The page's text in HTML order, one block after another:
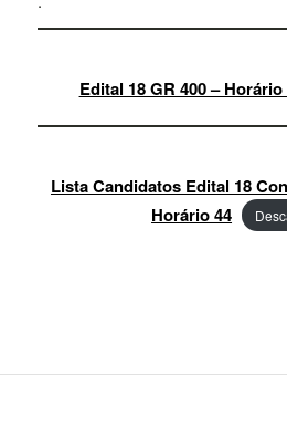
Edital 18 GR 400 – Horário
Lista Candidatos Edital 18
Horário 44